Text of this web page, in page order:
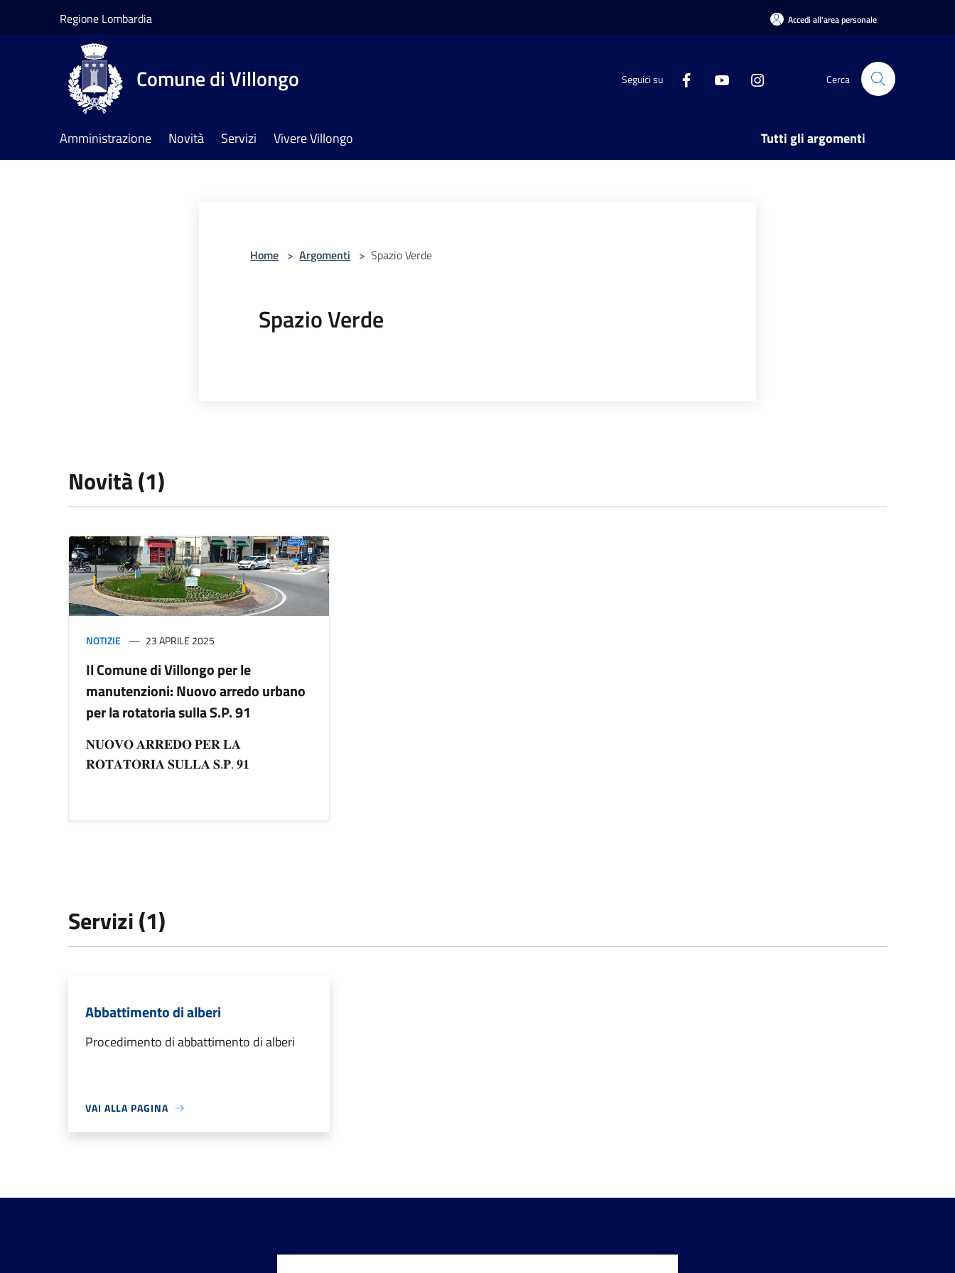
Regione Lombardia Accedi all'area personale
Comune di Villongo Seguici su Cerca
Amministrazione Novità Servizi Vivere Villongo Tutti gli argomenti
Home > Argomenti > Spazio Verde
Spazio Verde
Novità (1)
NOTIZIE 23 APRILE 2025
Il Comune di Villongo per le
manutenzioni: Nuovo arredo urbano
per la rotatoria sulla S.P. 91
𝐍𝐔𝐎𝐕𝐎 𝐀𝐑𝐑𝐄𝐃𝐎 𝐏𝐄𝐑 𝐋𝐀
𝐑𝐎𝐓𝐀𝐓𝐎𝐑𝐈𝐀 𝐒𝐔𝐋𝐋𝐀 𝐒.𝐏. 𝟗𝟏
Servizi (1)
Abbattimento di alberi
Procedimento di abbattimento di alberi
VAI ALLA PAGINA